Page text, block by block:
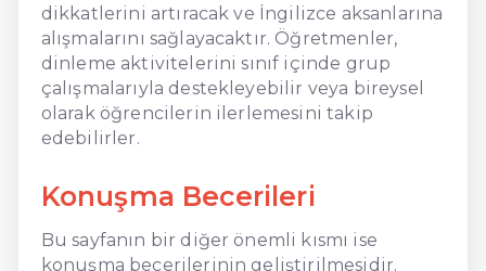
dikkatlerini artıracak ve İngilizce aksanlarına
alışmalarını sağlayacaktır. Öğretmenler,
dinleme aktivitelerini sınıf içinde grup
çalışmalarıyla destekleyebilir veya bireysel
olarak öğrencilerin ilerlemesini takip
edebilirler.
Konuşma Becerileri
Bu sayfanın bir diğer önemli kısmı ise
konuşma becerilerinin geliştirilmesidir.